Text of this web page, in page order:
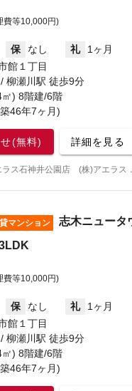
費等10,000円)
保 なし 礼
1ヶ月
館１丁目
柳瀬川駅 徒歩9分
) 8階建/6階
46年7ヶ月)
(無料) 詳細を見る
ラス石神井公園店 (株)アエラス
貸マンション
志木ニュータ
費等10,000円)
保 なし 礼
1ヶ月
館１丁目
柳瀬川駅 徒歩9分
) 8階建/6階
46年7ヶ月)